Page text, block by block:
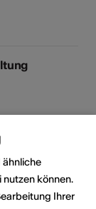
ähnliche
nutzen können.
Ihrer